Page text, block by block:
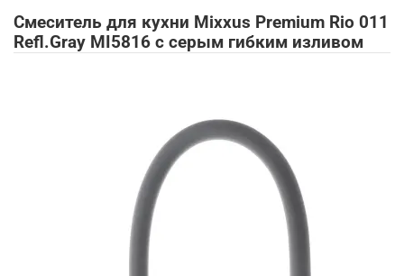
Смеситель для кухни Mixxus Premium Rio 011
Refl.Gray MI5816 с серым гибким изливом